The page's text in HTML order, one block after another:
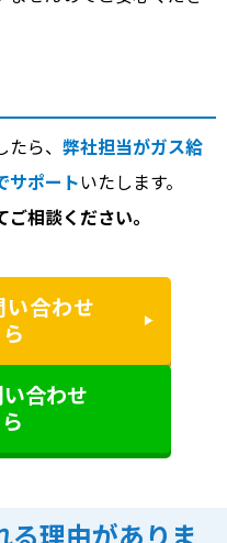
ら、 弊社担当がガス給
サポート いたします。
ご相談ください。
合わせ
合わせ
る理由がありま